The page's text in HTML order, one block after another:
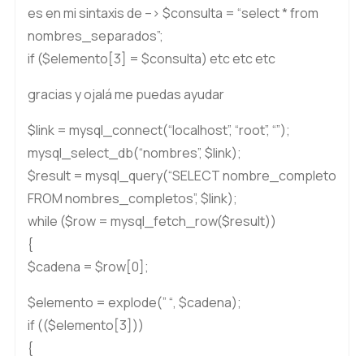
es en mi sintaxis de –> $consulta = “select * from
nombres_separados”;
if ($elemento[3] = $consulta) etc etc etc
gracias y ojalá me puedas ayudar
$link = mysql_connect(“localhost”, “root”, “”);
mysql_select_db(“nombres”, $link);
$result = mysql_query(“SELECT nombre_completo
FROM nombres_completos”, $link);
while ($row = mysql_fetch_row($result))
{
$cadena = $row[0];
$elemento = explode(” “, $cadena);
if (($elemento[3]))
{